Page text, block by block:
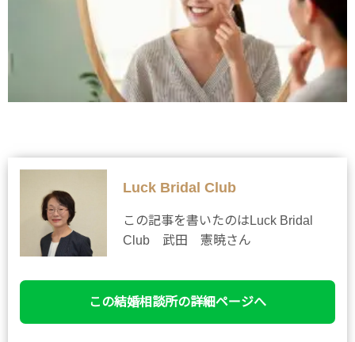
Luck Bridal Club
この記事を書いたのはLuck Bridal
Club 武田 憲暁さん
この結婚相談所の詳細ページへ